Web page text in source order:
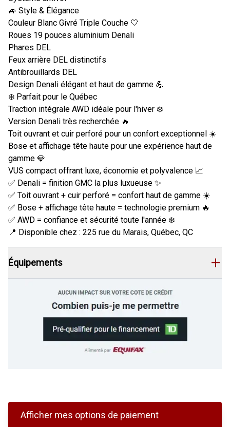
🚙 Style & Élégance
Couleur Blanc Givré Triple Couche 🤍
Roues 19 pouces aluminium Denali
Phares DEL
Feux arrière DEL distinctifs
Antibrouillards DEL
Design Denali élégant et haut de gamme 💪
❄️ Parfait pour le Québec
Traction intégrale AWD idéale pour l'hiver ❄️
Version Denali très recherchée 🔥
Toit ouvrant et cuir perforé pour un confort exceptionnel ☀️
Bose et affichage tête haute pour une expérience haut de
gamme 💎
VUS compact offrant luxe, économie et polyvalence 📈
✅ Denali = finition GMC la plus luxueuse ✨
✅ Toit ouvrant + cuir perforé = confort haut de gamme ☀️
✅ Bose + affichage tête haute = technologie premium 🔥
✅ AWD = confiance et sécurité toute l'année ❄️
📍 Disponible chez : 225 rue du Marais, Québec, QC
Équipements
Afficher mes options de paiement